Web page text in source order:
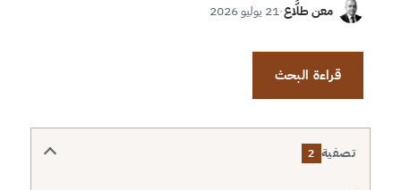
معن طلَّاع·21 يوليو 2026
قراءة البحث
تصفية 2